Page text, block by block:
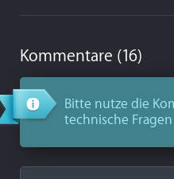
Kommentare (16)
Bitte nutze die
technische